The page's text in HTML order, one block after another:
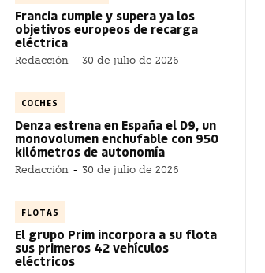
Francia cumple y supera ya los
objetivos europeos de recarga
eléctrica
Redacción - 30 de julio de 2026
COCHES
Denza estrena en España el D9, un
monovolumen enchufable con 950
kilómetros de autonomía
Redacción - 30 de julio de 2026
FLOTAS
El grupo Prim incorpora a su flota
sus primeros 42 vehículos
eléctricos